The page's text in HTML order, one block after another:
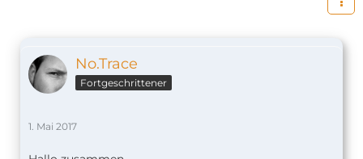
No.Trace
Fortgeschrittener
1. Mai 2017